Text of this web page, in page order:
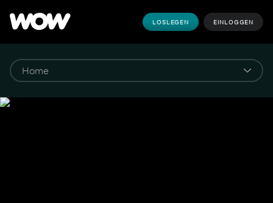
LOSLEGEN EINLOGGEN